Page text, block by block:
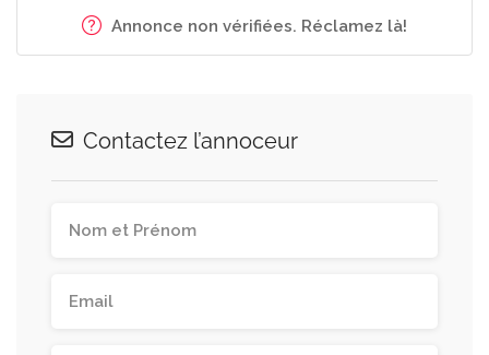
Annonce non vérifiées. Réclamez là!
Contactez l’annoceur